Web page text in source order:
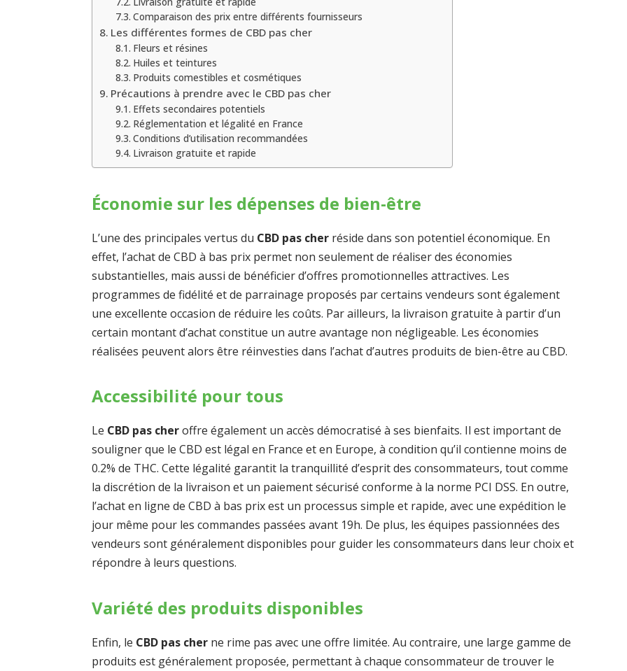
Comparaison des prix entre différents fournisseurs
Les différentes formes de CBD pas cher
Fleurs et résines
Huiles et teintures
Produits comestibles et cosmétiques
Précautions à prendre avec le CBD pas cher
Effets secondaires potentiels
Réglementation et légalité en France
Conditions d’utilisation recommandées
Livraison gratuite et rapide
Économie sur les dépenses de bien-être
L’une des principales vertus du CBD pas cher réside dans son potentiel économique. En
effet, l’achat de CBD à bas prix permet non seulement de réaliser des économies
substantielles, mais aussi de bénéficier d’offres promotionnelles attractives. Les
programmes de fidélité et de parrainage proposés par certains vendeurs sont également
une excellente occasion de réduire les coûts. Par ailleurs, la livraison gratuite à partir d’un
certain montant d’achat constitue un autre avantage non négligeable. Les économies
réalisées peuvent alors être réinvesties dans l’achat d’autres produits de bien-être au CBD.
Accessibilité pour tous
Le CBD pas cheroffre également un accès démocratisé à ses bienfaits. Il est important de
souligner que le CBD est légal en France et en Europe, à condition qu’il contienne moins de
0.2% de THC. Cette légalité garantit la tranquillité d’esprit des consommateurs, tout comme
la discrétion de la livraison et un paiement sécurisé conforme à la norme PCI DSS. En outre,
l’achat en ligne de CBD à bas prix est un processus simple et rapide, avec une expédition le
jour même pour les commandes passées avant 19h. De plus, les équipes passionnées des
vendeurs sont généralement disponibles pour guider les consommateurs dans leur choix et
répondre à leurs questions.
Variété des produits disponibles
Enfin, le CBD pas cher ne rime pas avec une offre limitée. Au contraire, une large gamme de
produits est généralement proposée, permettant à chaque consommateur de trouver le